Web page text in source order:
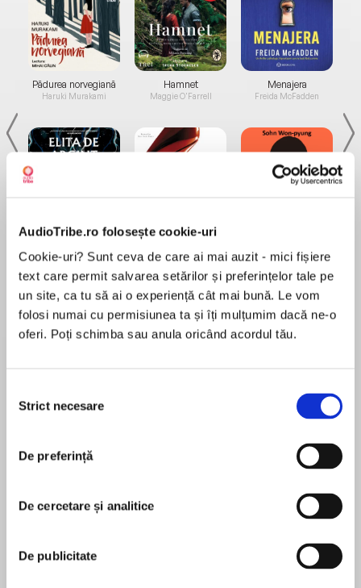
AudioTribe.ro folosește cookie-uri
Cookie-uri? Sunt ceva de care ai mai auzit - mici fișiere
text care permit salvarea setărilor și preferințelor tale pe
un site, ca tu să ai o experiență cât mai bună. Le vom
folosi numai cu permisiunea ta și îți mulțumim dacă ne-o
oferi. Poți schimba sau anula oricând acordul tău.
consimțământului
Strict necesare
De preferință
De cercetare și analitice
De publicitate
Pădurea norvegiană
Haruki Murakami
Elita de Argint (Elita
Hamnet
Maggie O'Farrell
Diavolul se îmbracă de
Menajera
Freida McFadden
Desprecarte
unapologetically feminist new series, Hell’s
Belles, beginning with a bold, bombshell of a
seduce one—in a single night.
After years of living as London’s brightest
scandal, Lady Sesily Talbot has embraced the
reputation and the freedom that comes with
MAI MULT
pentru această carte
A life-long romance reader, Sarah MacLean wrote